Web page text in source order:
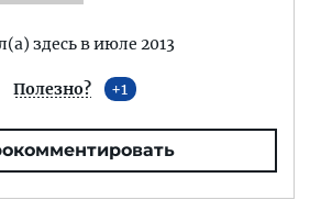
здесь в июле 2013
Полезно? 1